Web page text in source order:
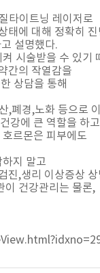
타이트닝 레이저로
태에 대해 정확히 진
설명했다.
시술받을 수 있기
간의 작열감을
상담을 통해
,폐경,노화 등으로
강에 큰 역할을 하
르몬은 피부에도
지 말고
진,생리 이상증상
이 건강관리는 물론,